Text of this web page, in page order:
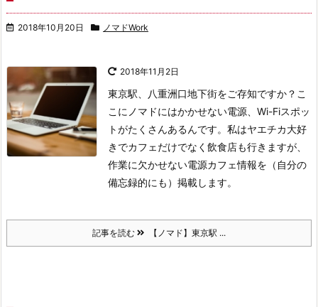
2018年10月20日 ノマドWork
2018年11月2日
東京駅、八重洲口地下街をご存知ですか？こ
こにノマドにはかかせない電源、Wi-Fiスポッ
トがたくさんあるんです。私はヤエチカ大好
きでカフェだけでなく飲食店も行きますが、
作業に欠かせない電源カフェ情報を（自分の
備忘録的にも）掲載します。
記事を読む 【ノマド】東京駅 ...